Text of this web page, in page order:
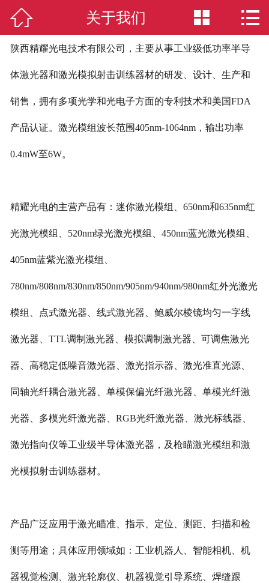
网站首页
激光模组
新闻中心
关于我们
联系我们
 关于我们  
陕西精耀光电技术有限公司，主要从事工业级低功率半导
体激光器和激光模拟射击训练器材的研发、设计、生产和
销售，拥有多项光学和光电子方面的专利技术和美国FDA
产品认证。激光模组波长范围405nm-1064nm，输出功率
0.4mW至6W。
精耀光电的主营产品有：迷你激光模组、 650nm和635nm红
光激光模组、520nm绿光激光模组、450nm蓝光激光模组、
405nm蓝紫光激光模组、
780nm/808nm/830nm/850nm/905nm/940nm/980nm红外光激光
模组、 点式激光器、线式激光器、鲍威尔棱镜均匀一字线
激光器、TTL调制激光器、模拟调制激光器、可调焦激光
器、高稳定低噪音激光器、激光指示器、激光准直光源、
同轴光纤耦合激光器、单模保偏光纤激光器、单模光纤激
光器、多模光纤激光器、RGB光纤激光器、激光标线器、
激光指向仪等工业级半导体激光器，及枪瞄激光模组和激
光模拟射击训练器材。
产品广泛应用于激光瞄准、指示、定位、测距、扫描和检
测等用途；具体应用领域如：工业机器人、智能相机、机
器视觉检测、激光轮廓仪、机器视觉引导系统、焊缝跟